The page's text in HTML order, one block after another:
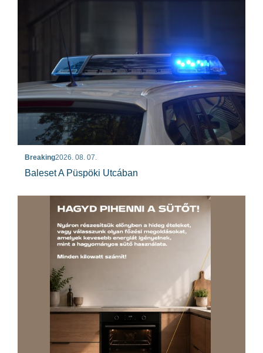
Breaking2026. 08. 07.
Baleset A Püspöki Utcában